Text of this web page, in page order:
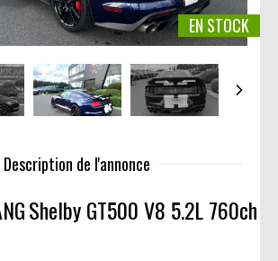
EN STOCK
Description de l'annonce
Shelby GT500 V8 5.2L 760ch